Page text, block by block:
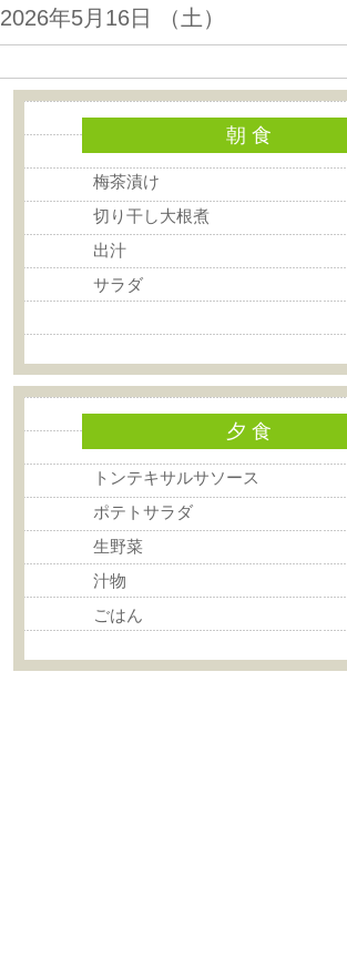
2026年5月16日 （土）
朝 食
梅茶漬け
切り干し大根煮
出汁
サラダ
夕 食
トンテキサルサソース
ポテトサラダ
生野菜
汁物
ごはん